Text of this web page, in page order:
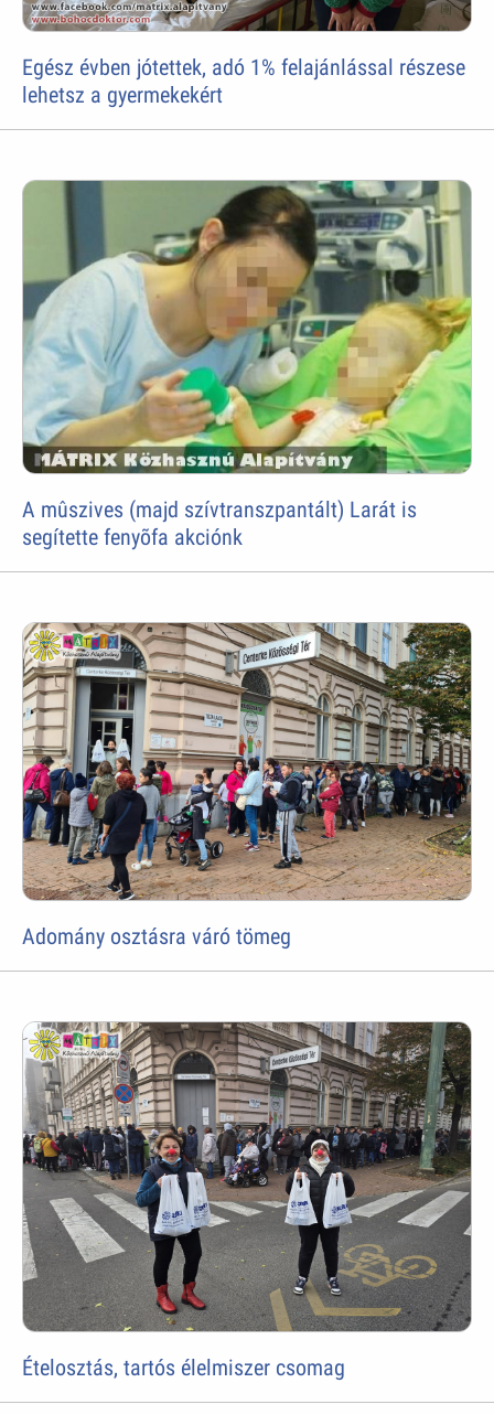
Egész évben jótettek, adó 1% felajánlással részese
lehetsz a gyermekekért
A mûszives (majd szívtranszpantált) Larát is
segítette fenyõfa akciónk
Adomány osztásra váró tömeg
Ételosztás, tartós élelmiszer csomag